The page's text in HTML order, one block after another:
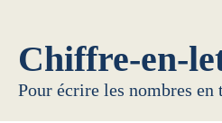
Chiffre-en-
Pour écrire les nombres en